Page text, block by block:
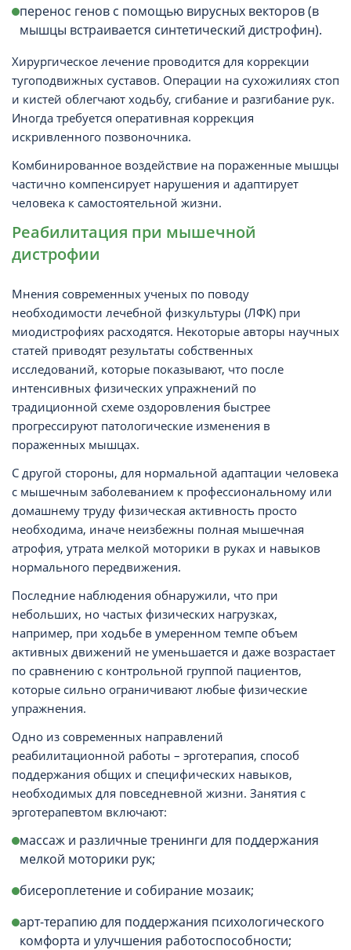
перенос генов с помощью вирусных векторов (в
мышцы встраивается синтетический дистрофин).
Хирургическое лечение проводится для коррекции
тугоподвижных суставов. Операции на сухожилиях стоп
и кистей облегчают ходьбу, сгибание и разгибание рук.
Иногда требуется оперативная коррекция
искривленного позвоночника.
Комбинированное воздействие на пораженные мышцы
частично компенсирует нарушения и адаптирует
человека к самостоятельной жизни.
Реабилитация при мышечной
дистрофии
Мнения современных ученых по поводу
необходимости лечебной физкультуры (ЛФК) при
миодистрофиях расходятся. Некоторые авторы научных
статей приводят результаты собственных
исследований, которые показывают, что после
интенсивных физических упражнений по
традиционной схеме оздоровления быстрее
прогрессируют патологические изменения в
пораженных мышцах.
С другой стороны, для нормальной адаптации человека
с мышечным заболеванием к профессиональному или
домашнему труду физическая активность просто
необходима, иначе неизбежны полная мышечная
атрофия, утрата мелкой моторики в руках и навыков
нормального передвижения.
Последние наблюдения обнаружили, что при
небольших, но частых физических нагрузках,
например, при ходьбе в умеренном темпе объем
активных движений не уменьшается и даже возрастает
по сравнению с контрольной группой пациентов,
которые сильно ограничивают любые физические
упражнения.
Одно из современных направлений
реабилитационной работы – эрготерапия, способ
поддержания общих и специфических навыков,
необходимых для повседневной жизни. Занятия с
эрготерапевтом включают:
массаж и различные тренинги для поддержания
мелкой моторики рук;
бисероплетение и собирание мозаик;
арт-терапию для поддержания психологического
комфорта и улучшения работоспособности;